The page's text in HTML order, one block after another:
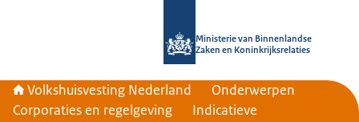
Ministerie van Binnenlandse
Zaken en Koninkrijksrelaties
Volkshuisvesting Nederland
Onderwerpen
Corporaties en regelgeving
Indicatieve